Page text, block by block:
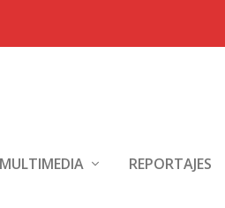
MULTIMEDIA REPORTAJES